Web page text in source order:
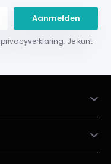
Aanmelden
privacyverklaring. Je kunt